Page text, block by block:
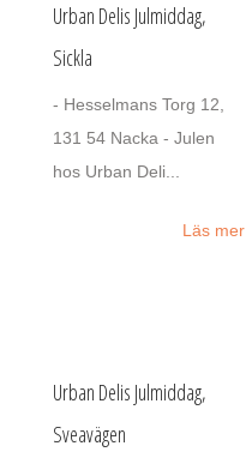
Urban Delis Julmiddag,
Sickla
- Hesselmans Torg 12,
131 54 Nacka - Julen
hos Urban Deli...
Läs mer
Urban Delis Julmiddag,
Sveavägen